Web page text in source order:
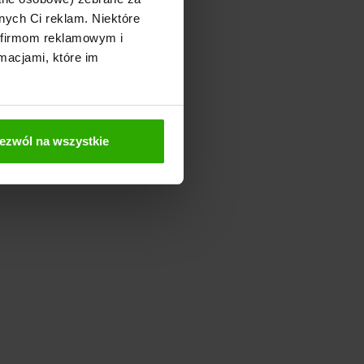
Ci reklam. Niektóre
reklamowym i
które im
na wszystkie